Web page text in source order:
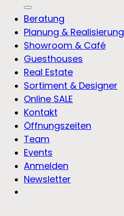
Beratung
Planung & Realisierung
Showroom & Café
Guesthouses
Real Estate
Sortiment & Designer
Online SALE
Kontakt
Öffnungszeiten
Team
Events
Anmelden
Newsletter